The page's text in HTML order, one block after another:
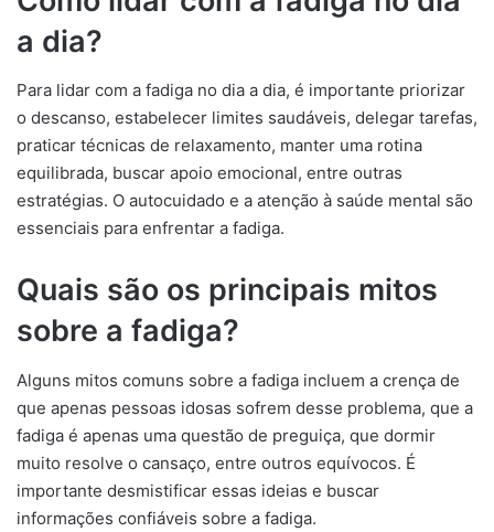
a dia?
Para lidar com a fadiga no dia a dia, é importante priorizar
o descanso, estabelecer limites saudáveis, delegar tarefas,
praticar técnicas de relaxamento, manter uma rotina
equilibrada, buscar apoio emocional, entre outras
estratégias. O autocuidado e a atenção à saúde mental são
essenciais para enfrentar a fadiga.
Quais são os principais mitos
sobre a fadiga?
Alguns mitos comuns sobre a fadiga incluem a crença de
que apenas pessoas idosas sofrem desse problema, que a
fadiga é apenas uma questão de preguiça, que dormir
muito resolve o cansaço, entre outros equívocos. É
importante desmistificar essas ideias e buscar
informações confiáveis sobre a fadiga.